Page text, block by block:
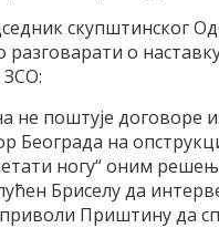
скупштинског
разговарати о
не поштује договоре
Београда на
ногу“ оним
Бриселу да
Приштину да